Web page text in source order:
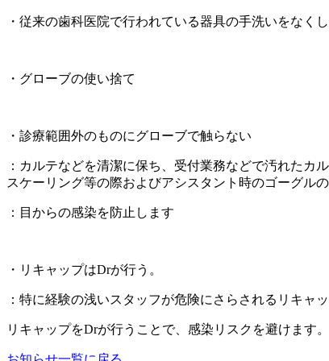
・従来の歯科医院で行われている器具の手洗いをなく
・グローブの使い捨て
・診療範囲外のものにグローブで触らない
：カルテなどを清潔に保ち、受付業務などで汚れたカ
スケーリング等の際およびアシスタント時のゴーグル
：目からの感染を防止します
・リキャップはDrが行う。
：特に経験の浅いスタッフが危険にさらされるリキャ
リキャップをDrが行うことで、感染リスクを避けます。